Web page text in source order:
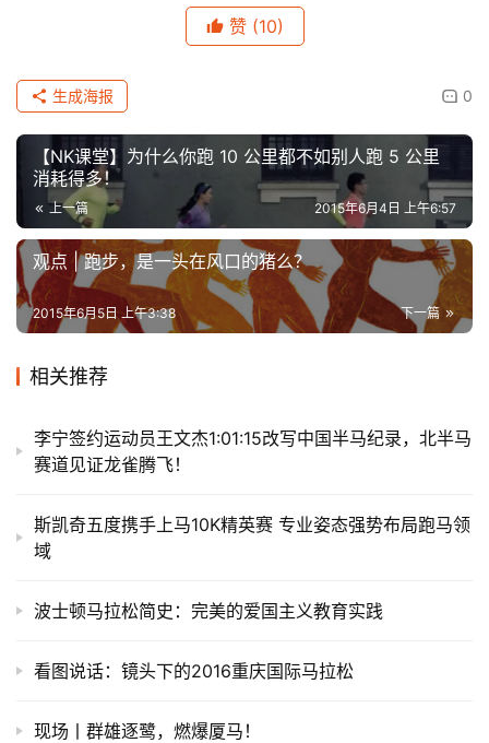
赞 (10)
0
生成海报
【NK课堂】为什么你跑 10 公里都不如别人跑 5 公里
消耗得多！
上一篇 2015年6月4日 上午6:57
观点 | 跑步，是一头在风口的猪么？
下一篇
2015年6月5日 上午3:38
相关推荐
李宁签约运动员王文杰1:01:15改写中国半马纪录，北半马
赛道见证龙雀腾飞！
斯凯奇五度携手上马10K精英赛 专业姿态强势布局跑马领
域
波士顿马拉松简史：完美的爱国主义教育实践
看图说话：镜头下的2016重庆国际马拉松
现场丨群雄逐鹭，燃爆厦马！